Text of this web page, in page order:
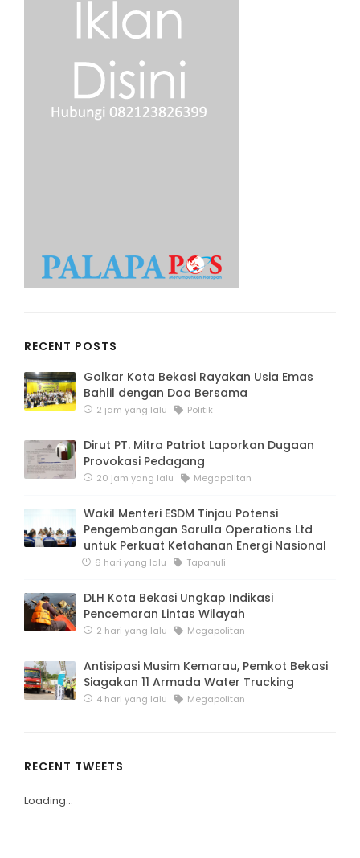
RECENT POSTS
Golkar Kota Bekasi Rayakan Usia Emas
Bahlil dengan Doa Bersama
2 jam yang lalu Politik
Dirut PT. Mitra Patriot Laporkan Dugaan
Provokasi Pedagang
20 jam yang lalu Megapolitan
Wakil Menteri ESDM Tinjau Potensi
Pengembangan Sarulla Operations Ltd
untuk Perkuat Ketahanan Energi Nasional
6 hari yang lalu Tapanuli
DLH Kota Bekasi Ungkap Indikasi
Pencemaran Lintas Wilayah
2 hari yang lalu Megapolitan
Antisipasi Musim Kemarau, Pemkot Bekasi
Siagakan 11 Armada Water Trucking
4 hari yang lalu Megapolitan
RECENT TWEETS
Loading...